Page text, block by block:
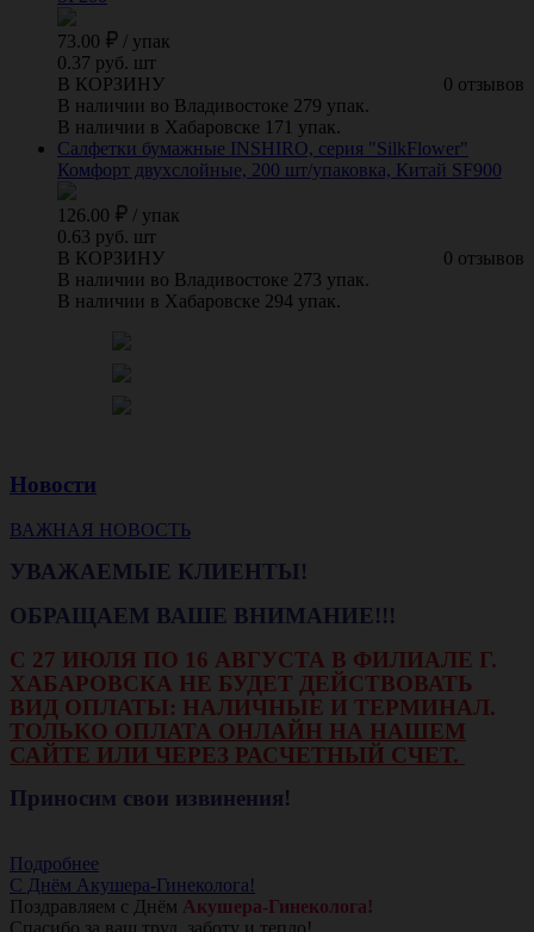
73.00 / упак
0.37 руб. шт
0 отзывов
В КОРЗИНУ
В наличии во Владивостоке 279 упак.
В наличии в Хабаровске 171 упак.
Салфетки бумажные INSHIRO, серия "SilkFlower"
Комфорт двухслойные, 200 шт/упаковка, Китай SF900
126.00 / упак
0.63 руб. шт
0 отзывов
В КОРЗИНУ
В наличии во Владивостоке 273 упак.
В наличии в Хабаровске 294 упак.
Новости
ВАЖНАЯ НОВОСТЬ
УВАЖАЕМЫЕ КЛИЕНТЫ!
ОБРАЩАЕМ ВАШЕ ВНИМАНИЕ!!!
С 27 ИЮЛЯ ПО 16 АВГУСТА В ФИЛИАЛЕ Г.
ХАБАРОВСКА НЕ БУДЕТ ДЕЙСТВОВАТЬ
ВИД ОПЛАТЫ: НАЛИЧНЫЕ И ТЕРМИНАЛ.
ТОЛЬКО ОПЛАТА ОНЛАЙН НА НАШЕМ
САЙТЕ ИЛИ ЧЕРЕЗ РАСЧЕТНЫЙ СЧЕТ.
Приносим свои извинения!
Подробнее
С Днём Акушера-Гинеколога!
Поздравляем с Днём Акушера-Гинеколога!